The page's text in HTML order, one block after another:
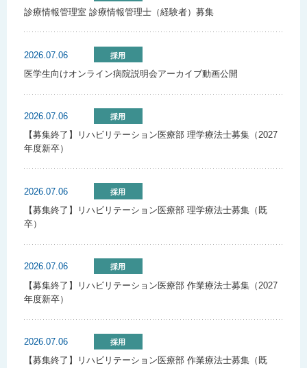
診療情報管理室 診療情報管理士（経験者）募集
2026.07.06 採用
医学生向けオンライン病院説明会アーカイブ動画公開
2026.07.06 採用
【募集終了】リハビリテーション医療部 理学療法士募集（2027
年度新卒）
2026.07.06 採用
【募集終了】リハビリテーション医療部 理学療法士募集（既
卒）
2026.07.06 採用
【募集終了】リハビリテーション医療部 作業療法士募集（2027
年度新卒）
2026.07.06 採用
【募集終了】リハビリテーション医療部 作業療法士募集（既